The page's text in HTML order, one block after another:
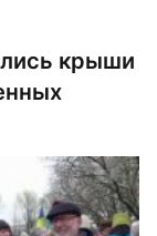
крыши